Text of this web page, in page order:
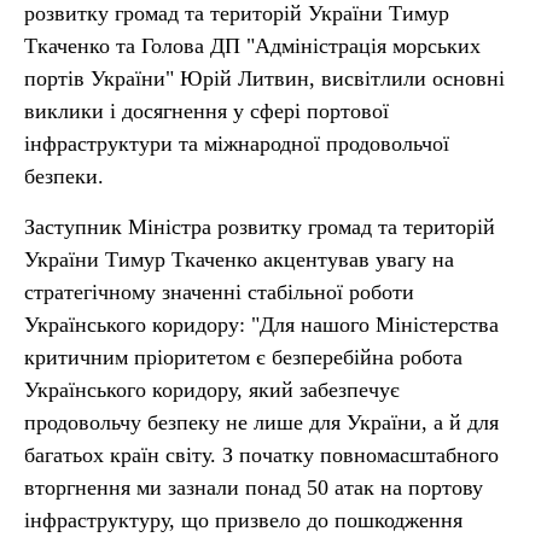
розвитку громад та територій України Тимур
Ткаченко та Голова ДП "Адміністрація морських
портів України" Юрій Литвин, висвітлили основні
виклики і досягнення у сфері портової
інфраструктури та міжнародної продовольчої
безпеки.
Заступник Міністра розвитку громад та територій
України Тимур Ткаченко акцентував увагу на
стратегічному значенні стабільної роботи
Українського коридору: "Для нашого Міністерства
критичним пріоритетом є безперебійна робота
Українського коридору, який забезпечує
продовольчу безпеку не лише для України, а й для
багатьох країн світу. З початку повномасштабного
вторгнення ми зазнали понад 50 атак на портову
інфраструктуру, що призвело до пошкодження